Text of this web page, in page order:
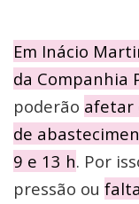
Em Inácio
da Companhia
poderão afetar
de
9 e 13 h. Por
pressão ou